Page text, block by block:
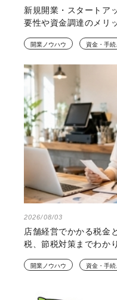
新規開業・スタートア
要性や資金調達のメリ
開業ノウハウ 資金・手続
2026/08/03
店舗経営でかかる税金
税、節税対策までわか
開業ノウハウ 資金・手続